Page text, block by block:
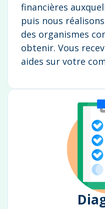
financières
puis nous
des organismes
obtenir. Vous
aides sur votre